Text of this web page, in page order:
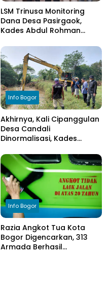
LSM Trinusa Monitoring
Dana Desa Pasirgaok,
Kades Abdul Rohman
Transparansi Pengelolaan
Anggaran
Info Bogor
Akhirnya, Kali Cipanggulan
Desa Candali
Dinormalisasi, Kades
kepada Bupati Bogor
Info Bogor
Razia Angkot Tua Kota
Bogor Digencarkan, 313
Armada Berhasil